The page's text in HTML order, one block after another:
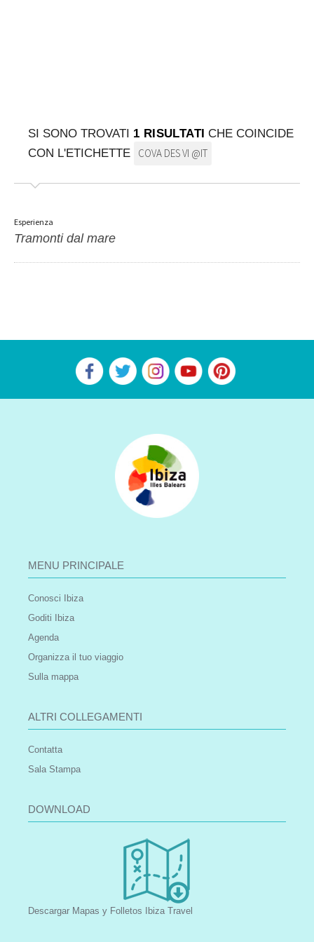
SI SONO TROVATI 1 RISULTATI CHE COINCIDE
CON L'ETICHETTE
COVA DES VI @IT
Esperienza
Tramonti dal mare
MENU PRINCIPALE
Conosci Ibiza
Goditi Ibiza
Agenda
Organizza il tuo viaggio
Sulla mappa
ALTRI COLLEGAMENTI
Contatta
Sala Stampa
DOWNLOAD
Descargar Mapas y Folletos Ibiza Travel